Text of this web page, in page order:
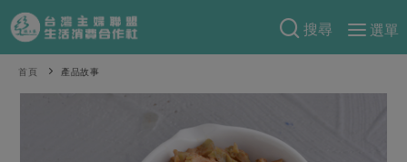
搜尋
選單
產品分類
當令水果
首頁 產品故事